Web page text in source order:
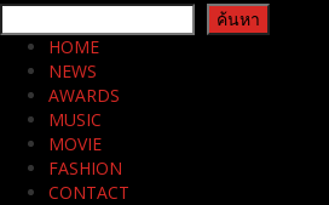
ค้นหา
ค้นหา
HOME
NEWS
AWARDS
MUSIC
MOVIE
FASHION
CONTACT